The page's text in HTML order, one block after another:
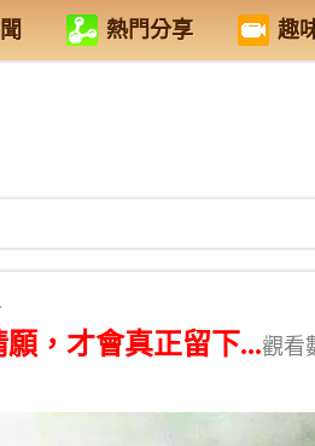
熱門分享 趣
，才會真正留下...觀看